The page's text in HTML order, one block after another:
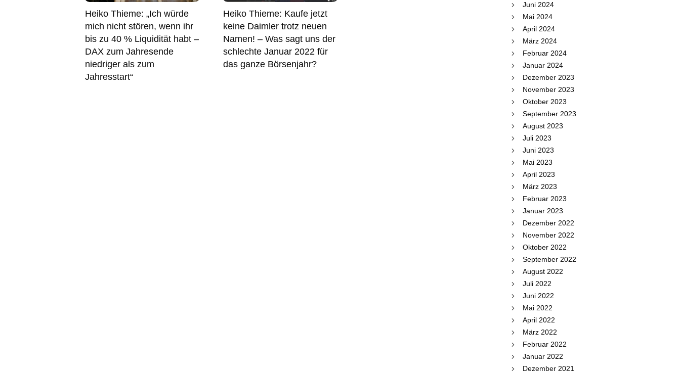
Heiko Thieme: „Ich würde
mich nicht stören, wenn ihr
bis zu 40 % Liquidität habt –
DAX zum Jahresende
niedriger als zum
Jahresstart“
Heiko Thieme: Kaufe jetzt
keine Daimler trotz neuen
Namen! – Was sagt uns der
schlechte Januar 2022 für
das ganze Börsenjahr?
Juni 2024
Mai 2024
April 2024
März 2024
Februar 2024
Januar 2024
Dezember 2023
November 2023
Oktober 2023
September 2023
August 2023
Juli 2023
Juni 2023
Mai 2023
April 2023
März 2023
Februar 2023
Januar 2023
Dezember 2022
November 2022
Oktober 2022
September 2022
August 2022
Juli 2022
Juni 2022
Mai 2022
April 2022
März 2022
Februar 2022
Januar 2022
Dezember 2021